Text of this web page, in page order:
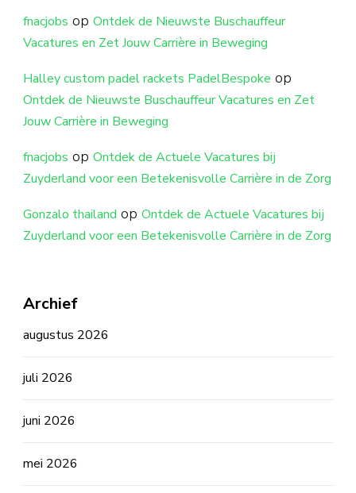
fnacjobs op Ontdek de Nieuwste Buschauffeur
Vacatures en Zet Jouw Carrière in Beweging
Halley custom padel rackets PadelBespoke op
Ontdek de Nieuwste Buschauffeur Vacatures en Zet
Jouw Carrière in Beweging
fnacjobs op Ontdek de Actuele Vacatures bij
Zuyderland voor een Betekenisvolle Carrière in de Zorg
Gonzalo thailand op Ontdek de Actuele Vacatures bij
Zuyderland voor een Betekenisvolle Carrière in de Zorg
Archief
augustus 2026
juli 2026
juni 2026
mei 2026